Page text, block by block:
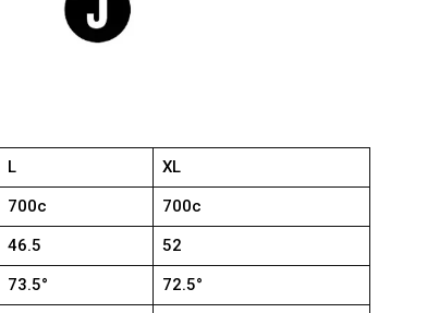
L
XL
700c
700c
46.5
52
73.5°
72.5°